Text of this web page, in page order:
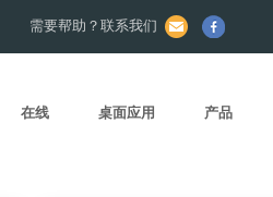
需要帮助？联系我们
在线 桌面应用 产品